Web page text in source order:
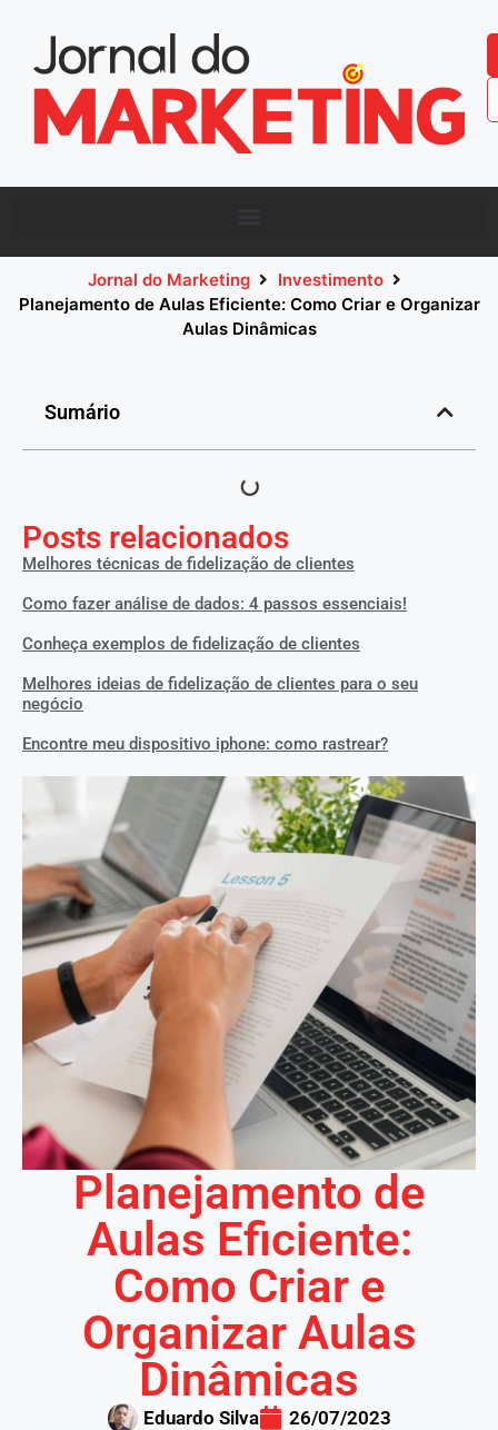
Jornal do Marketing
Investimento
Planejamento de Aulas Eficiente: Como Criar e Organizar
Aulas Dinâmicas
Sumário
Posts relacionados
Melhores técnicas de fidelização de clientes
Como fazer análise de dados: 4 passos essenciais!
Conheça exemplos de fidelização de clientes
Melhores ideias de fidelização de clientes para o seu
negócio
Encontre meu dispositivo iphone: como rastrear?
Planejamento de
Aulas Eficiente:
Como Criar e
Organizar Aulas
Dinâmicas
Eduardo Silva 26/07/2023